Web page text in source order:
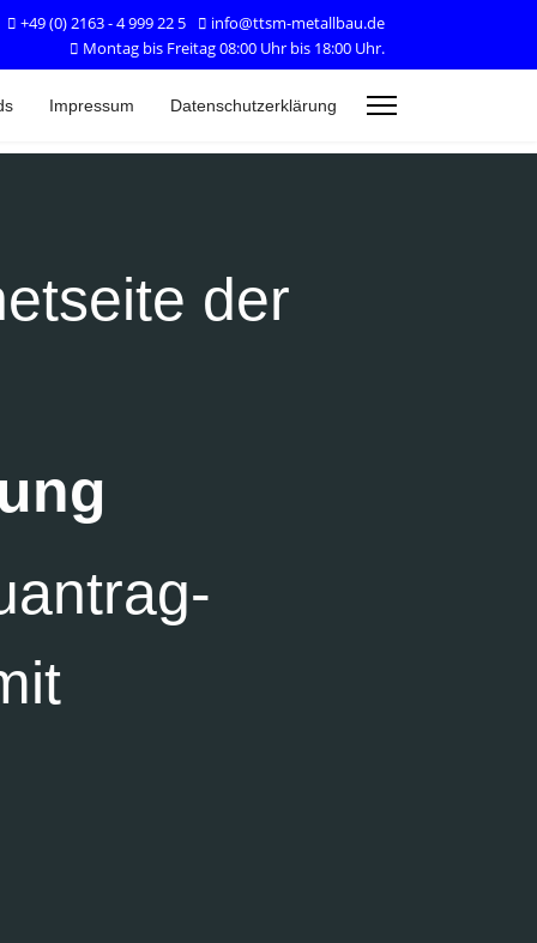
+49 (0) 2163 - 4 999 22 5
info@ttsm-metallbau.de
Montag bis Freitag 08:00 Uhr bis 18:00 Uhr.
Impressum Datenschutzerklärung
der